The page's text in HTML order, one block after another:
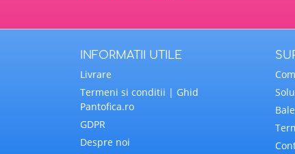
INFORMATII UTILE
Livrare
Termeni si conditii | Ghid
Pantofica.ro
GDPR
Despre noi